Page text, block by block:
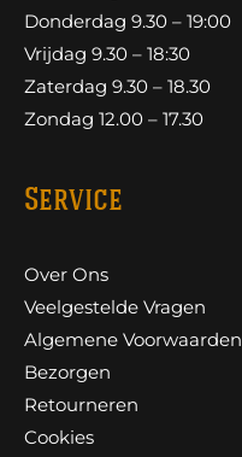
Donderdag 9.30 – 19:00
Vrijdag 9.30 – 18:30
Zaterdag 9.30 – 18.30
Zondag 12.00 – 17.30
Service
Over Ons
Veelgestelde Vragen
Algemene Voorwaarden
Bezorgen
Retourneren
Cookies